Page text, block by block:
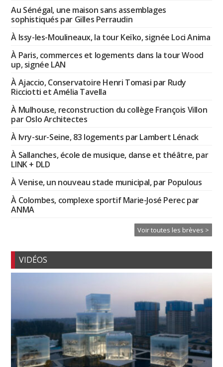
Au Sénégal, une maison sans assemblages
sophistiqués par Gilles Perraudin
À Issy-les-Moulineaux, la tour Keïko, signée Loci Anima
À Paris, commerces et logements dans la tour Wood
up, signée LAN
À Ajaccio, Conservatoire Henri Tomasi par Rudy
Ricciotti et Amélia Tavella
À Mulhouse, reconstruction du collège François Villon
par Oslo Architectes
À Ivry-sur-Seine, 83 logements par Lambert Lénack
À Sallanches, école de musique, danse et théâtre, par
LINK + DLD
À Venise, un nouveau stade municipal, par Populous
À Colombes, complexe sportif Marie-José Perec par
ANMA
Voir toutes les brèves >
VIDÉOS